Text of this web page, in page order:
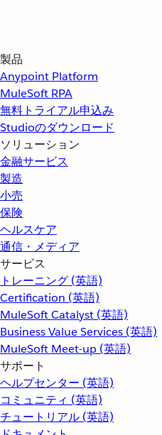
製品
Anypoint Platform
MuleSoft RPA
無料トライアル申込み
Studioのダウンロード
ソリューション
金融サービス
製造
小売
保険
ヘルスケア
通信・メディア
サービス
トレーニング (英語)
Certification (英語)
MuleSoft Catalyst (英語)
Business Value Services (英語)
MuleSoft Meet-up (英語)
サポート
ヘルプセンター (英語)
コミュニティ (英語)
チュートリアル (英語)